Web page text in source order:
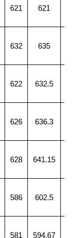
621 621
632 635
622 632.5
626 636.3
628 641.15
586 602.5
581 594.67